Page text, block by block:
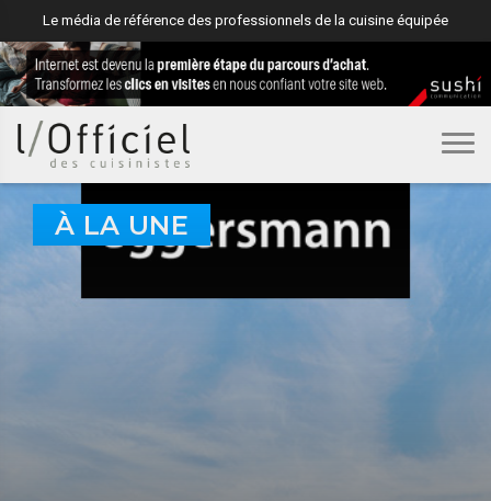
Le média de référence des professionnels de la cuisine équipée
À LA UNE